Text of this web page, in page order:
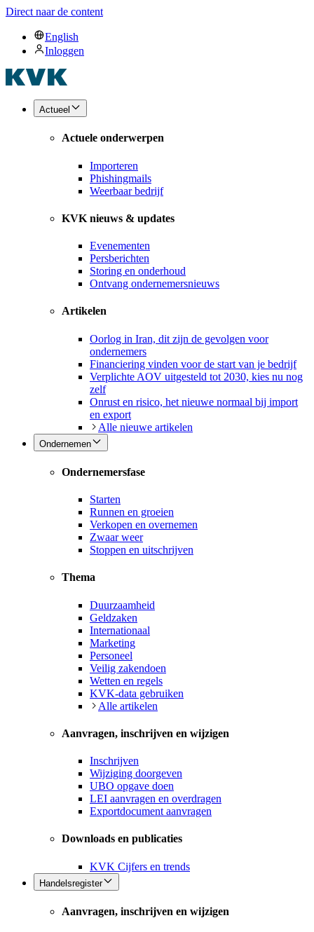
Direct naar de content
English
Inloggen
Actueel
Actuele onderwerpen
Importeren
Phishingmails
Weerbaar bedrijf
KVK nieuws & updates
Evenementen
Persberichten
Storing en onderhoud
Ontvang ondernemersnieuws
Artikelen
Oorlog in Iran, dit zijn de gevolgen voor
ondernemers
Financiering vinden voor de start van je bedrijf
Verplichte AOV uitgesteld tot 2030, kies nu nog
zelf
Onrust en risico, het nieuwe normaal bij import
en export
Alle nieuwe artikelen
Ondernemen
Ondernemersfase
Starten
Runnen en groeien
Verkopen en overnemen
Zwaar weer
Stoppen en uitschrijven
Thema
Duurzaamheid
Geldzaken
Internationaal
Marketing
Personeel
Veilig zakendoen
Wetten en regels
KVK-data gebruiken
Alle artikelen
Aanvragen, inschrijven en wijzigen
Inschrijven
Wijziging doorgeven
UBO opgave doen
LEI aanvragen en overdragen
Exportdocument aanvragen
Downloads en publicaties
KVK Cijfers en trends
Handelsregister
Aanvragen, inschrijven en wijzigen